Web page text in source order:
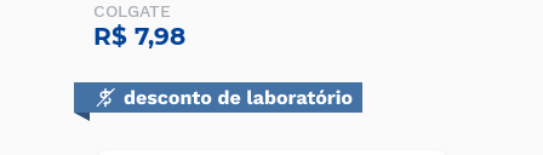
COLGATE
R$ 7,98